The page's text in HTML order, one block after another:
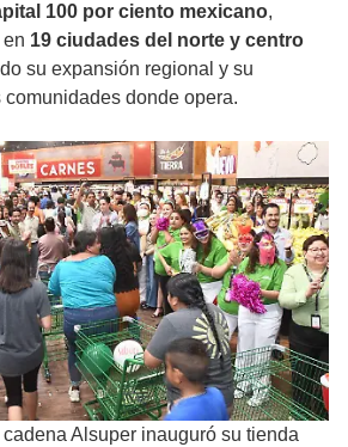
100 por ciento mexicano,
19 ciudades del norte y centro
su expansión regional y su
donde opera.
Alsuper inauguró su tienda